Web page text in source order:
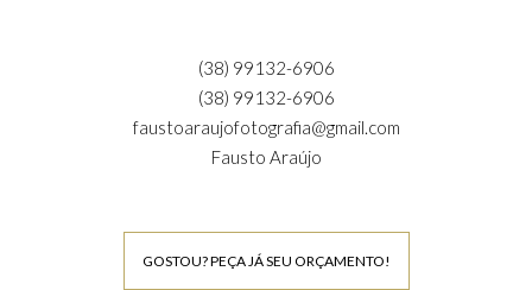
(38) 99132-6906
(38) 99132-6906
faustoaraujofotografia@gmail.com
Fausto Araújo
GOSTOU? PEÇA JÁ SEU ORÇAMENTO!